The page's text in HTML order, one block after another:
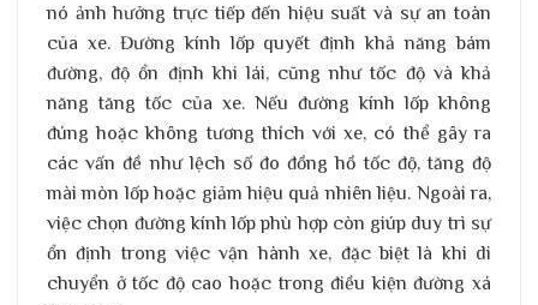
nó ảnh hưởng trực tiếp đến hiệu suất và sự an toàn
của xe. Đường kính lốp quyết định khả năng bám
đường, độ ổn định khi lái, cũng như tốc độ và khả
năng tăng tốc của xe. Nếu đường kính lốp không
đúng hoặc không tương thích với xe, có thể gây ra
các vấn đề như lệch số đo đồng hồ tốc độ, tăng độ
mài mòn lốp hoặc giảm hiệu quả nhiên liệu. Ngoài ra,
việc chọn đường kính lốp phù hợp còn giúp duy trì sự
ổn định trong việc vận hành xe, đặc biệt là khi di
chuyển ở tốc độ cao hoặc trong điều kiện đường xá